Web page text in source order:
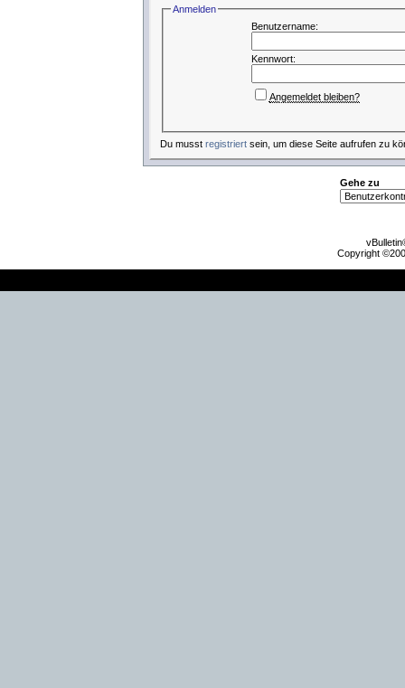
Anmelden
Benutzername:
Kennwort:
Angemeldet bleiben?
Du musst registriertsein, um diese Seite aufrufen zu
Gehe zu
Copyright